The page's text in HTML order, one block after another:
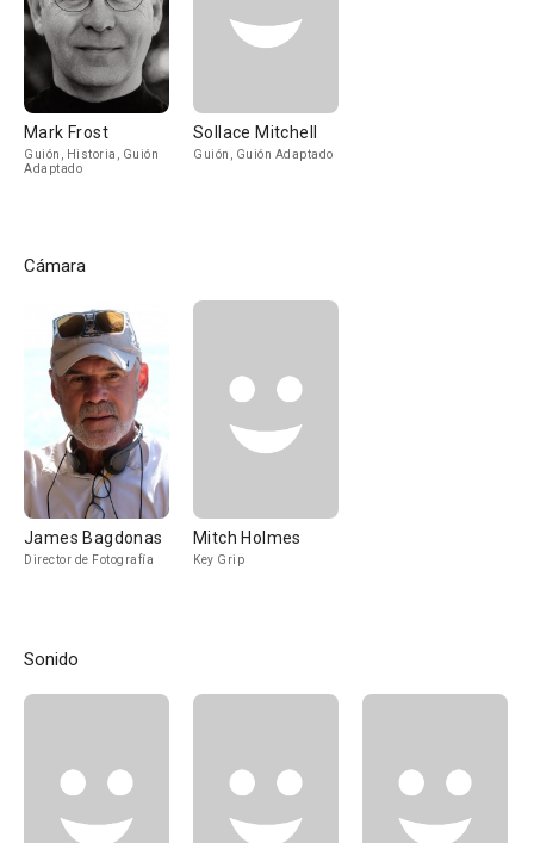
Mark Frost
Guión, Historia, Guión
Adaptado
Sollace Mitchell
Guión, Guión Adaptado
Cámara
James Bagdonas
Director de Fotografía
Mitch Holmes
Key Grip
Sonido